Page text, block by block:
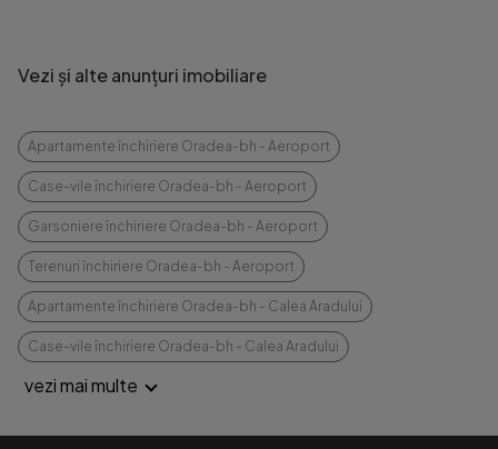
Vezi și alte anunțuri imobiliare
Apartamente închiriere Oradea-bh - Aeroport
Case-vile închiriere Oradea-bh - Aeroport
Garsoniere închiriere Oradea-bh - Aeroport
Terenuri închiriere Oradea-bh - Aeroport
Apartamente închiriere Oradea-bh - Calea Aradului
Case-vile închiriere Oradea-bh - Calea Aradului
vezi mai multe